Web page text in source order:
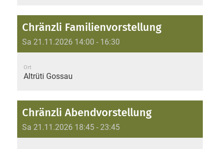
Chränzli Familienvorstellung
Sa 21.11.2026 14:00 - 16:30
Ort
Altrüti Gossau
Chränzli Abendvorstellung
Sa 21.11.2026 18:45 - 23:45